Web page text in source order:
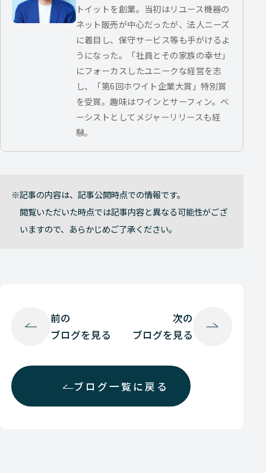
トイットを創業。当初はリユース機器の
ネット販売が中心だったが、法人ニーズ
に着目し、保守サービス等も手がけるよ
うになった。「社員とその家族の幸せ」
にフォーカスしたユニークな経営を志
し、「第6回ホワイト企業大賞」特別賞
を受賞。趣味はワインとサーフィン。ベ
ーシストとしてメジャーリリースも経
験。
記事の内容は、記事公開時点での情報です。
閲覧いただいた時点では記事内容と異なる可能性がござ
いますので、あらかじめご了承ください。
前の
ブログを見る
ブログ一覧に戻る
次の
ブログを見る